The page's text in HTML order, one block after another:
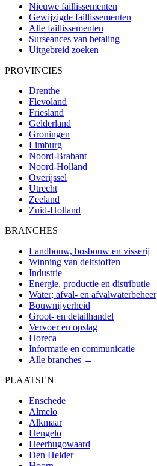
Nieuwe faillissementen
Gewijzigde faillissementen
Alle faillissementen
Surseances van betaling
Uitgebreid zoeken
PROVINCIES
Drenthe
Flevoland
Friesland
Gelderland
Groningen
Limburg
Noord-Brabant
Noord-Holland
Overijssel
Utrecht
Zeeland
Zuid-Holland
BRANCHES
Landbouw, bosbouw en visserij
Winning van delfstoffen
Industrie
Energie, productie en distributie
Water; afval- en afvalwaterbeheer
Bouwnijverheid
Groot- en detailhandel
Vervoer en opslag
Horeca
Informatie en communicatie
Alle branches →
PLAATSEN
Enschede
Almelo
Alkmaar
Hengelo
Heerhugowaard
Den Helder